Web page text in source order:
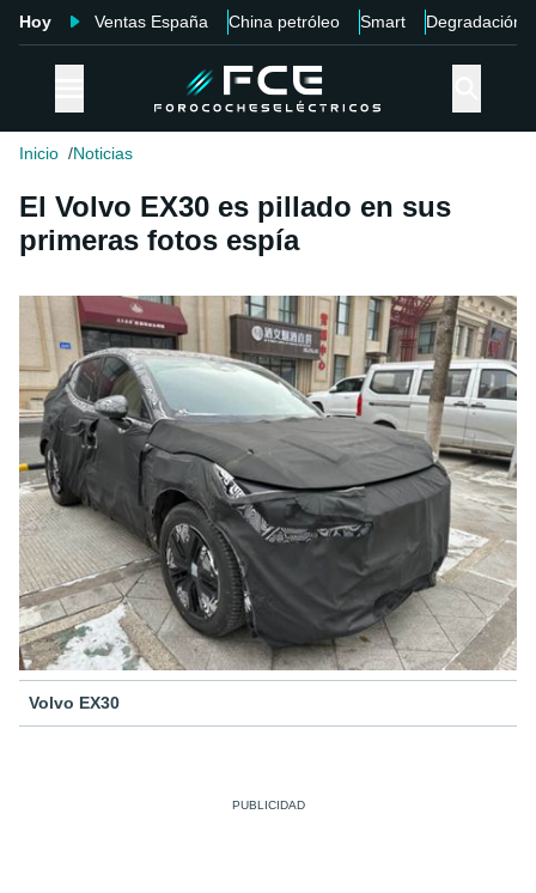
Hoy Ventas España China petróleo Smart Degradación
Inicio Noticias
El Volvo EX30 es pillado en sus
primeras fotos espía
Volvo EX30